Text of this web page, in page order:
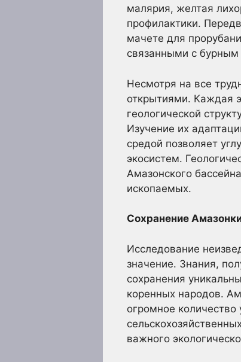
малярия, желтая
профилактики.
мачете для
связанными с
Несмотря на все
открытиями. Каждая
геологической
Изучение их
средой позволяет
экосистем.
Амазонского
ископаемых.
Сохранение
Исследование
значение. Знания,
сохранения
коренных народов.
огромное
важного